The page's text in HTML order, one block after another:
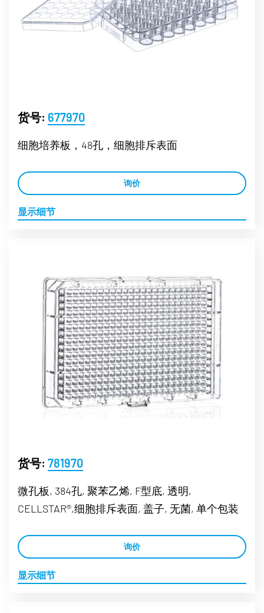
货号: 677970
细胞培养板，48孔，细胞排斥表面
询价
显示细节
货号: 781970
微孔板, 384孔, 聚苯乙烯, F型底, 透明,
CELLSTAR®,细胞排斥表面, 盖子, 无菌, 单个包装
询价
显示细节